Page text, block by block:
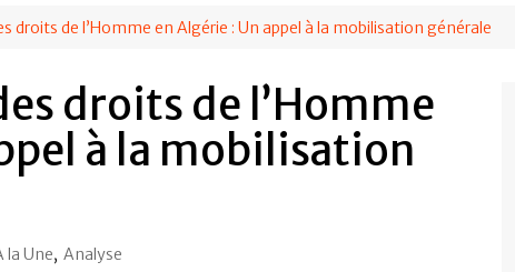
droits de l’Homme en Algérie : Un appel à la mobilisation générale
droits de l’Homme
à la mobilisation
la Une, Analyse